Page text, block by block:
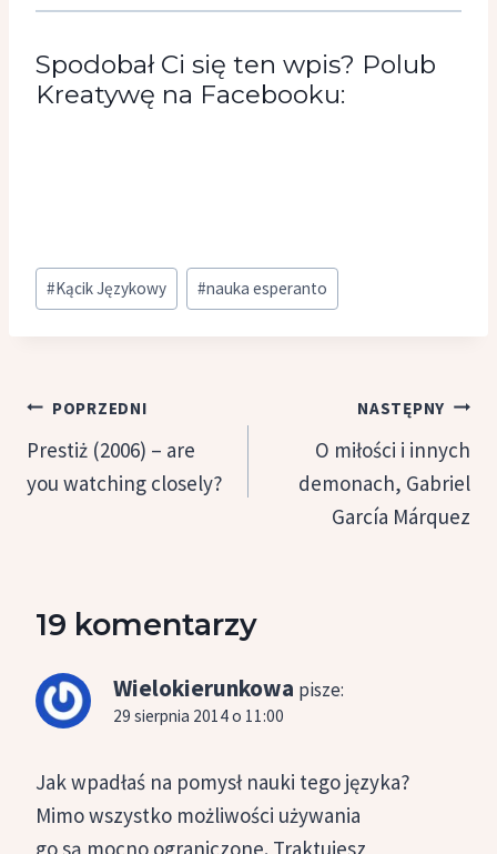
Spodobał Ci się ten wpis? Polub
Kreatywę na Facebooku:
Tagi
wpisu:
#Kącik Językowy #nauka esperanto
Nawigacja
wpisu
POPRZEDNI
Prestiż (2006) – are
you watching closely?
NASTĘPNY
O miłości i innych
demonach, Gabriel
García Márquez
19 komentarzy
Wielokierunkowa pisze:
29 sierpnia 2014 o 11:00
Jak wpadłaś na pomysł nauki tego języka?
Mimo wszystko możliwości używania
go są mocno ograniczone. Traktujesz